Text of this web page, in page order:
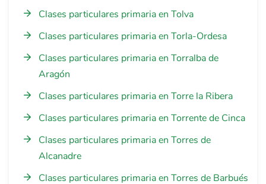
Clases particulares primaria en Tolva
Clases particulares primaria en Torla-Ordesa
Clases particulares primaria en Torralba de
Aragón
Clases particulares primaria en Torre la Ribera
Clases particulares primaria en Torrente de Cinca
Clases particulares primaria en Torres de
Alcanadre
Clases particulares primaria en Torres de Barbués